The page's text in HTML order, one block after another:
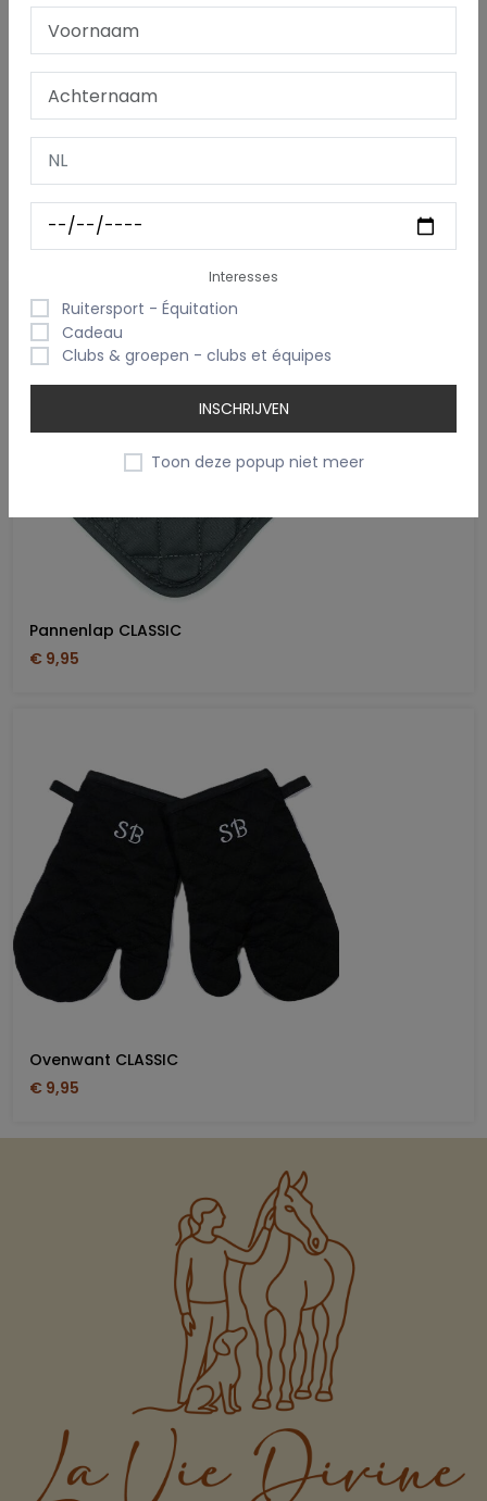
Theedoek CLASSIC
€ 9,95
Pannenlap CLASSIC
€ 9,95
Ovenwant CLASSIC
€ 9,95
Interesses
Ruitersport - Équitation
Cadeau
Clubs & groepen - clubs et équipes
INSCHRIJVEN
Toon deze popup niet meer